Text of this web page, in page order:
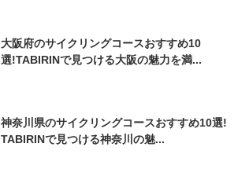
大阪府のサイクリングコースおすすめ10
選!TABIRINで見つける大阪の魅力を満...
神奈川県のサイクリングコースおすすめ10選!
TABIRINで見つける神奈川の魅...